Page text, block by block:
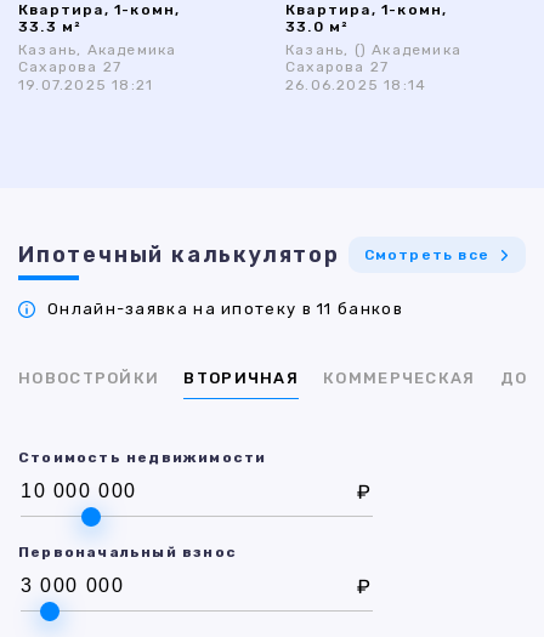
Квартира, 1-комн,
33.3 м²
Казань, Академика
Сахарова 27
19.07.2025 18:21
Квартира, 1-комн,
33.0 м²
Казань, () Академика
Сахарова 27
26.06.2025 18:14
Ипотечный калькулятор Смотреть все
Онлайн-заявка на ипотеку в 11 банков
НОВОСТРОЙКИ ВТОРИЧНАЯ КОММЕРЧЕСКАЯ ДОМ
Стоимость недвижимости
₽
Первоначальный взнос
₽